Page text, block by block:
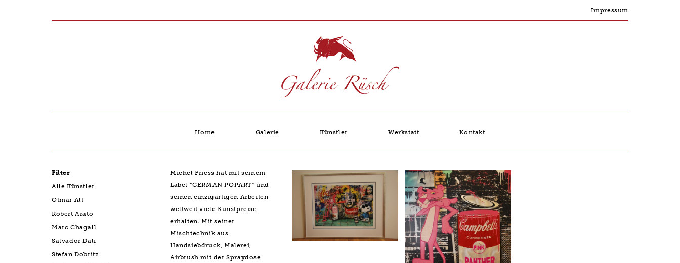
Impressum
Home Galerie Künstler Werkstatt Kontakt
Filter
Alle Künstler
Otmar Alt
Robert Arato
Marc Chagall
Salvador Dali
Stefan Dobritz
Michel Friess hat mit seinem
Label “GERMAN POPART” und
seinen einzigartigen Arbeiten
weltweit viele Kunstpreise
erhalten. Mit seiner
Mischtechnik aus
Handsiebdruck, Malerei,
Airbrush mit der Spraydose